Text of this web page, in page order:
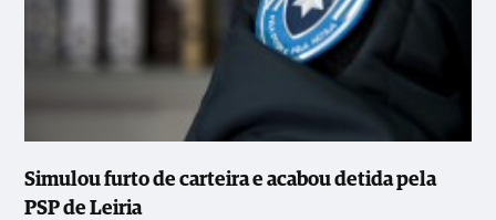
Simulou furto de carteira e acabou detida pela
PSP de Leiria